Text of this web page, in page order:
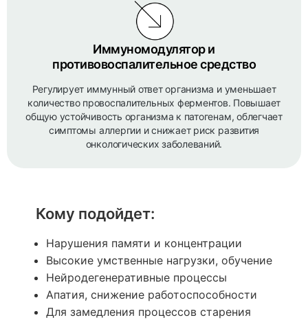
Иммуномодулятор и
противовоспалительное средство
Регулирует иммунный ответ организма и уменьшает
количество провоспалительных ферментов. Повышает
общую устойчивость организма к патогенам, облегчает
симптомы аллергии и снижает риск развития
онкологических заболеваний.
Кому подойдет:
Нарушения памяти и концентрации
Высокие умственные нагрузки, обучение
Нейродегенеративные процессы
Апатия, снижение работоспособности
Для замедления процессов старения